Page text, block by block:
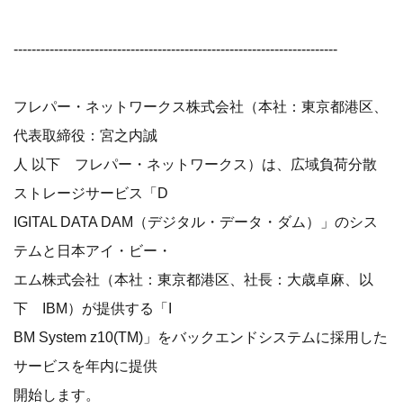
------------------------------------------------------------------------
フレパー・ネットワークス株式会社（本社：東京都港区、
代表取締役：宮之内誠
人 以下 フレパー・ネットワークス）は、広域負荷分散
ストレージサービス「D
IGITAL DATA DAM（デジタル・データ・ダム）」のシス
テムと日本アイ・ビー・
エム株式会社（本社：東京都港区、社長：大歳卓麻、以
下 IBM）が提供する「I
BM System z10(TM)」をバックエンドシステムに採用した
サービスを年内に提供
開始します。